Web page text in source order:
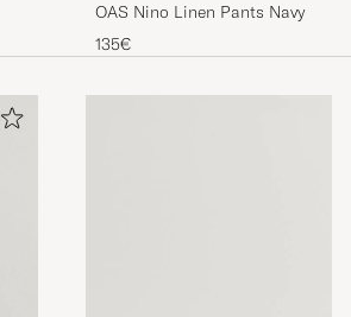
OAS Nino Linen Pants Navy
135€